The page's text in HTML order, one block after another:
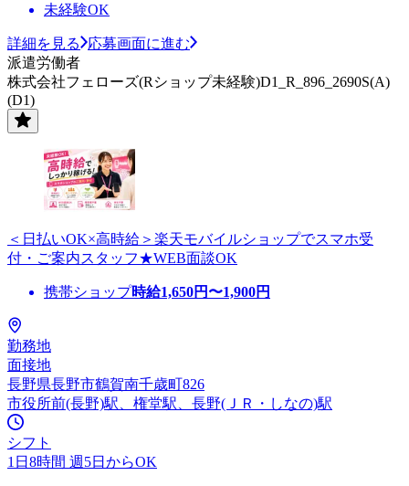
未経験OK
詳細を見る
応募画面に進む
派遣労働者
株式会社フェローズ(Rショップ未経験)D1_R_896_2690S(A)
(D1)
＜日払いOK×高時給＞楽天モバイルショップでスマホ受
付・ご案内スタッフ★WEB面談OK
携帯ショップ時給1,650円〜1,900円
勤務地
面接地
長野県長野市鶴賀南千歳町826
市役所前(長野)駅、権堂駅、長野(ＪＲ・しなの)駅
シフト
1日8時間 週5日からOK